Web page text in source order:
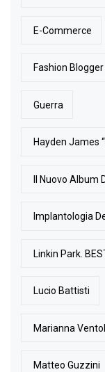
E-Commerce
Fashion Blogger
Guerra
Hayden James
Il Nuovo Album
Implantologia
Linkin Park.
Lucio Battisti
Marianna
Matteo Guzzini